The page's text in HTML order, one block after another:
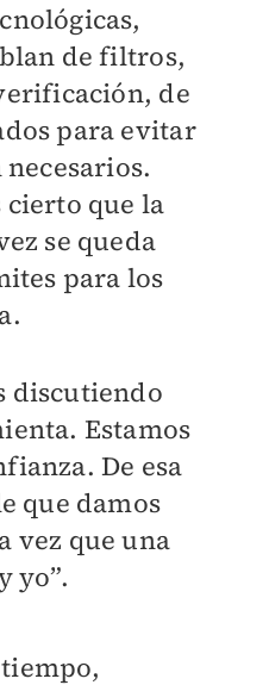
de filtros,
de
para evitar
necesarios.
cierto que la
se queda
para los
discutiendo
Estamos
De esa
que damos
vez que una
yo”.